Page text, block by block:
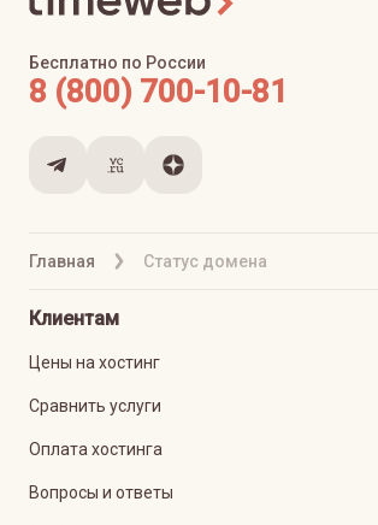
Главная Статус домена
Бесплатно по России
8 (800) 700-10-81
Клиентам
Цены на хостинг
Сравнить услуги
Оплата хостинга
Вопросы и ответы